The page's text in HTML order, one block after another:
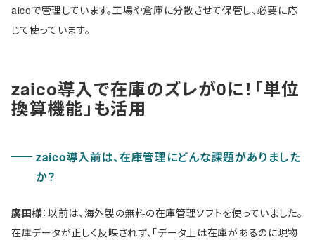
aicoで管理しています。工場や倉庫に分散させて保管し、必要に応
じて使っています。
zaico導入で在庫のズレが0に！「単位
換算機能」も活用
zaico導入前は、在庫管理にどんな課題がありました
か？
廣田様：以前は、海外製の無料の在庫管理ソフトを使っていました。
在庫データが正しく反映されず、「データ上は在庫があるのに現物